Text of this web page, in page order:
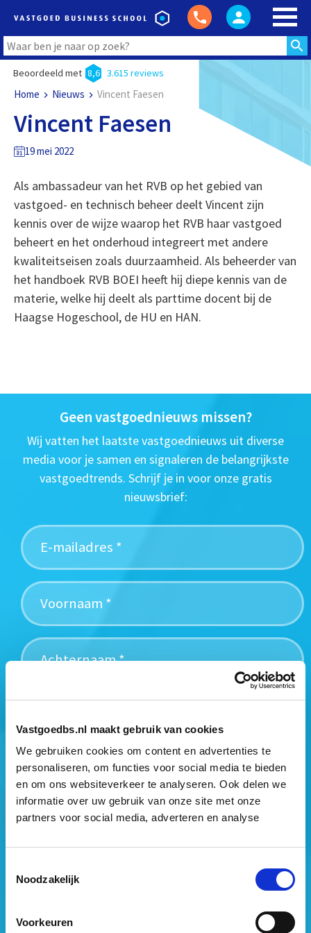
Vastgoedbs.nl maakt gebruik van cookies
We gebruiken cookies om content en advertenties te
personaliseren, om functies voor social media te bieden
en om ons websiteverkeer te analyseren. Ook delen we
informatie over uw gebruik van onze site met onze
partners voor social media, adverteren en analyse
Noodzakelijk
Voorkeuren
Beoordeeld met 8,6 3.615 reviews
Home Nieuws Vincent Faesen
Vincent Faesen
19 mei 2022
Als ambassadeur van het RVB op het gebied van
vastgoed- en technisch beheer deelt Vincent zijn
kennis over de wijze waarop het RVB haar vastgoed
beheert en het onderhoud integreert met andere
kwaliteitseisen zoals duurzaamheid. Als beheerder van
het handboek RVB BOEI heeft hij diepe kennis van de
materie, welke hij deelt als parttime docent bij de
Haagse Hogeschool, de HU en HAN.
Geen vastgoednieuws missen?
Wij vatten het laatste vastgoednieuws uit diverse
media voor je samen en signaleren de belangrijkste
vastgoedtrends. Schrijf je in voor onze gratis
nieuwsbrief:
Ja, ik geef toestemming om mijn gegevens op te slaan
en mij te informeren over het laatste vastgoednieuws.
Vastgoed Business School
5617 AM Eindhoven